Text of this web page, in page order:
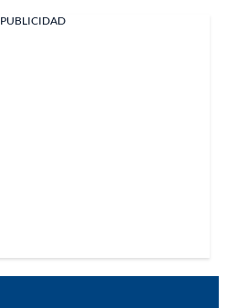
PUBLICIDAD